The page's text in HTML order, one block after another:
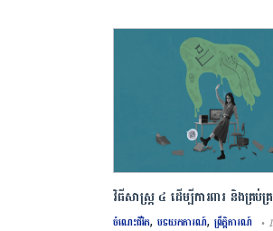
វិធីសាស្រ្ត ៤ ​ដើម្បី​ការពារ និងគ្រប់គ្
Burnout
ចំណេះជីវិត, បទយកការណ៍, ព្រឹត្តិការណ៍ •